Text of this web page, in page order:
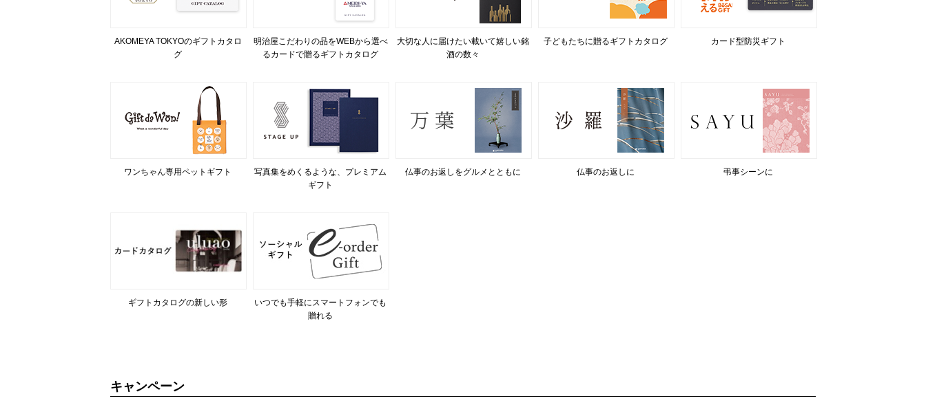
AKOMEYA TOKYOのギフトカタロ
グ
明治屋こだわりの品をWEBから選べ
るカードで贈るギフトカタログ
大切な人に届けたい載いて嬉しい銘
酒の数々
子どもたちに贈るギフトカタログ カード型防災ギフト
ワンちゃん専用ペットギフト
写真集をめくるような、プレミアム
ギフト
仏事のお返しをグルメとともに 仏事のお返しに 弔事シーンに
ギフトカタログの新しい形
いつでも手軽にスマートフォンでも
贈れる
キャンペーン